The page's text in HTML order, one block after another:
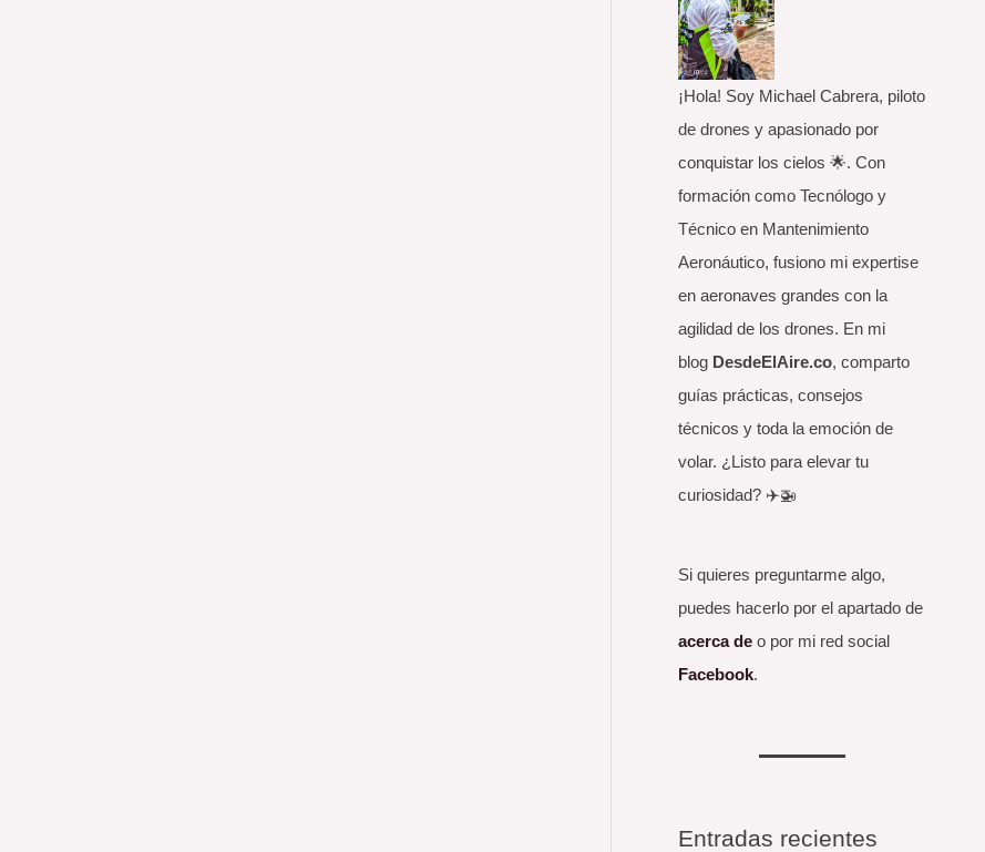
o
r
:¡Hola! Soy Michael Cabrera, piloto
de drones y apasionado por
conquistar los cielos 🌟. Con
formación como Tecnólogo y
Técnico en Mantenimiento
Aeronáutico, fusiono mi expertise
en aeronaves grandes con la
agilidad de los drones. En mi
blog DesdeElAire.co, comparto
guías prácticas, consejos
técnicos y toda la emoción de
volar. ¿Listo para elevar tu
curiosidad? ✈️🚁
Si quieres preguntarme algo,
puedes hacerlo por el apartado de
acerca deo por mi red social
Facebook.
Entradas recientes